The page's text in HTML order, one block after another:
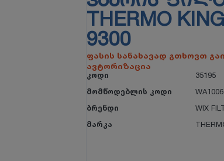
THERMO
9300
ფასის სანახავად გთხოვთ
ავტორიზაცია
კოდი
35195
მომწოდებლის კოდი
ბრენდი
WIX
მარკა